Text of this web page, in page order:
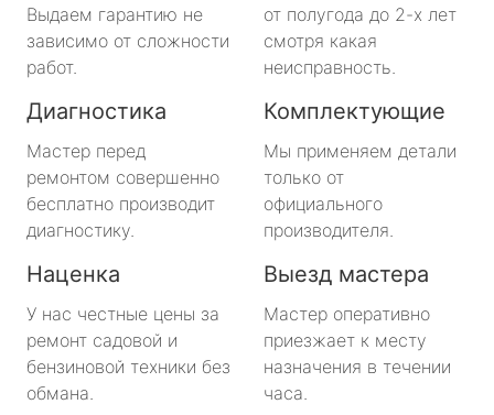
Выдаем гарантию не
зависимо от сложности
работ.
от полугода до 2-х лет
смотря какая
неисправность.
Диагностика
Мастер перед
ремонтом совершенно
бесплатно производит
диагностику.
Комплектующие
Мы применяем детали
только от
официального
производителя.
Наценка
У нас честные цены за
ремонт садовой и
бензиновой техники без
обмана.
Выезд мастера
Мастер оперативно
приезжает к месту
назначения в течении
часа.